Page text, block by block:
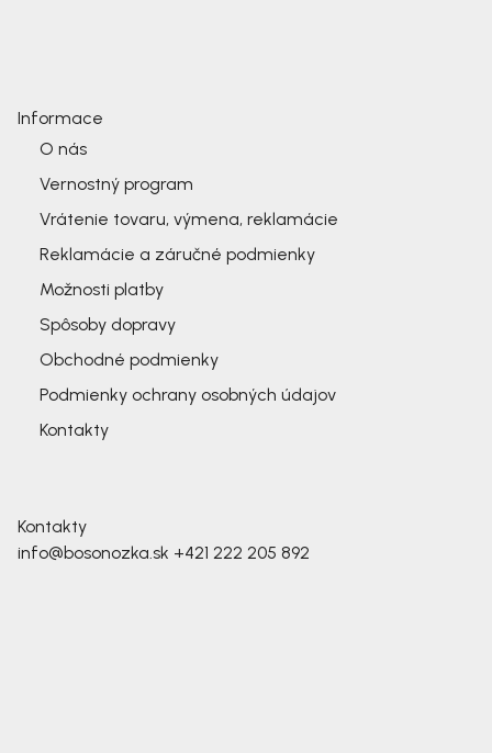
Informace
O nás
Vernostný program
Vrátenie tovaru, výmena, reklamácie
Reklamácie a záručné podmienky
Možnosti platby
Spôsoby dopravy
Obchodné podmienky
Podmienky ochrany osobných údajov
Kontakty
Kontakty
info@bosonozka.sk +421 222 205 892